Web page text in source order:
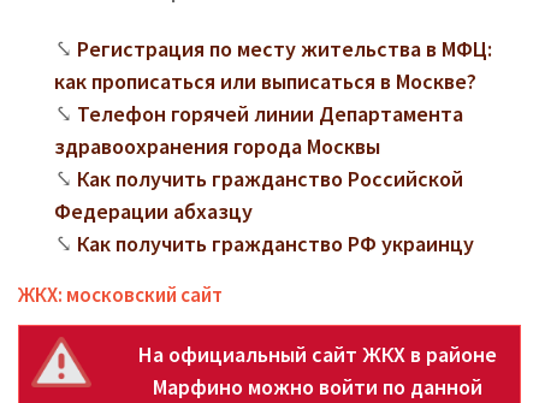
Регистрация по месту жительства в МФЦ:
как прописаться или выписаться в Москве?
Телефон горячей линии Департамента
здравоохранения города Москвы
Как получить гражданство Российской
Федерации абхазцу
Как получить гражданство РФ украинцу
ЖКХ: московский сайт
На официальный сайт ЖКХ в районе
Марфино можно войти по данной